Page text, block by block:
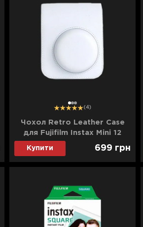
12 3 (4)
Чохол Retro Leather Case
для Fujifilm Instax Mini 12
(Clay White)
Купити 699 грн